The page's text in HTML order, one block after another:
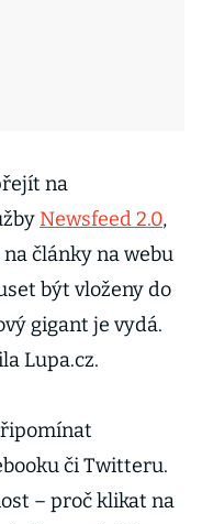
na
Newsfeed 2.0,
články na webu
být vloženy do
gigant je vydá.
Lupa.cz.
či Twitteru.
– proč klikat na